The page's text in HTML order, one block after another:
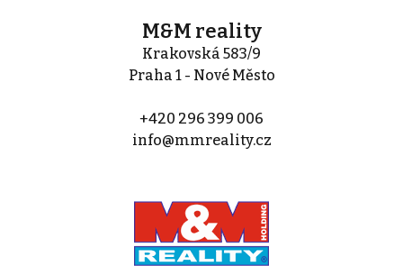
M&M reality
Krakovská 583/9
Praha 1 - Nové Město
+420 296 399 006
info@mmreality.cz